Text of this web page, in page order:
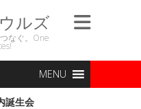
ルズ
なぐ。One
MENU
誕生会